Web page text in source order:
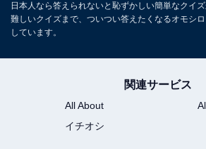
日本人なら答えられないと恥ずかしい簡単なクイ
難しいクイズまで、ついつい答えたくなるオモシ
しています。
関連サービス
All About
イチオシ